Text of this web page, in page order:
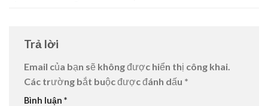
Trả lời
Email của bạn sẽ không được hiển thị công khai.
Các trường bắt buộc được đánh dấu *
Bình luận *